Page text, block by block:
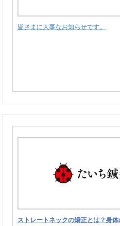
皆さまに大事なお知らせです。
ストレートネックの矯正とは？身